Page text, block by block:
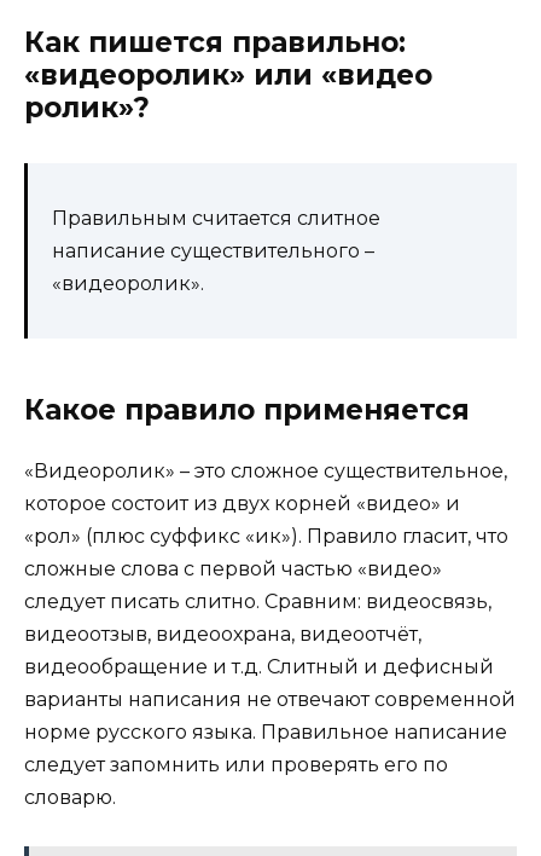
Как пишется правильно:
«видеоролик» или «видео
ролик»?
Правильным считается слитное
написание существительного –
«видеоролик».
Какое правило применяется
«Видеоролик» – это сложное существительное,
которое состоит из двух корней «видео» и
«рол» (плюс суффикс «ик»). Правило гласит, что
сложные слова с первой частью «видео»
следует писать слитно. Сравним: видеосвязь,
видеоотзыв, видеоохрана, видеоотчёт,
видеообращение и т.д. Слитный и дефисный
варианты написания не отвечают современной
норме русского языка. Правильное написание
следует запомнить или проверять его по
словарю.